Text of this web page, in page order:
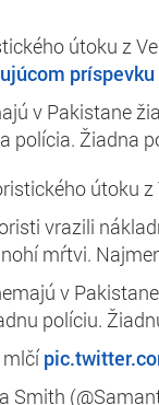
útoku z
príspevku
v Pakistane
polícia. Žiadna
útoku
vrazili
mŕtvi.
v
políciu.
Smith